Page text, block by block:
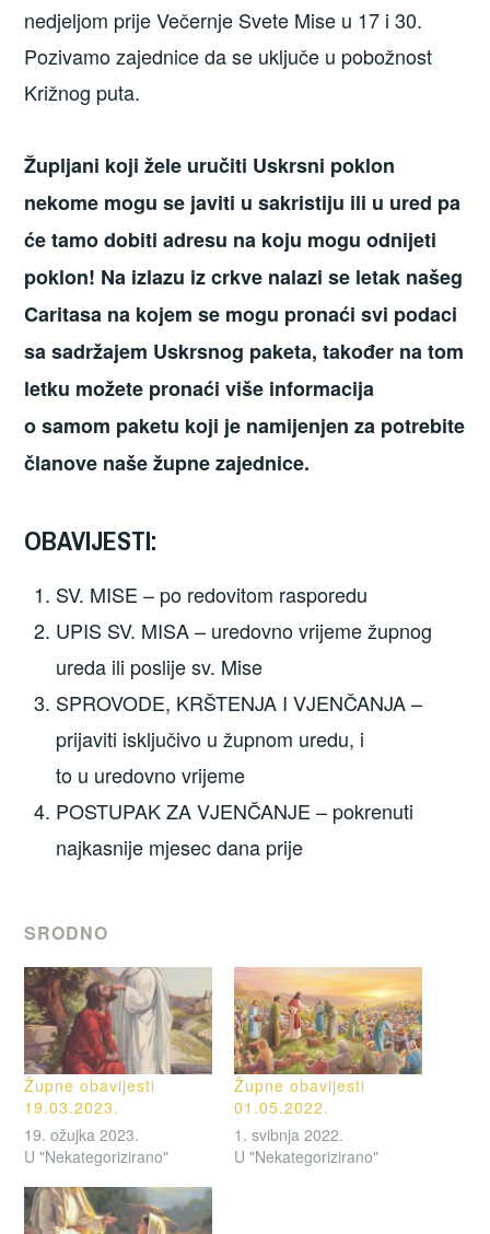
nedjeljom prije Večernje Svete Mise u 17 i 30.
Pozivamo zajednice da se uključe u pobožnost
Križnog puta.
Župljani koji žele uručiti Uskrsni poklon
nekome mogu se javiti u sakristiju ili u ured pa
će tamo dobiti adresu na koju mogu odnijeti
poklon! Na izlazu iz crkve nalazi se letak našeg
Caritasa na kojem se mogu pronaći svi podaci
sa sadržajem Uskrsnog paketa, također na tom
letku možete pronaći više informacija
o samom paketu koji je namijenjen za potrebite
članove naše župne zajednice.
OBAVIJESTI:
SV. MISE – po redovitom rasporedu
UPIS SV. MISA – uredovno vrijeme župnog
ureda ili poslije sv. Mise
SPROVODE, KRŠTENJA I VJENČANJA –
prijaviti isključivo u župnom uredu, i
to u uredovno vrijeme
POSTUPAK ZA VJENČANJE – pokrenuti
najkasnije mjesec dana prije
SRODNO
Župne obavijesti
19.03.2023.
19. ožujka 2023.
U "Nekategorizirano"
Župne obavijesti
01.05.2022.
1. svibnja 2022.
U "Nekategorizirano"